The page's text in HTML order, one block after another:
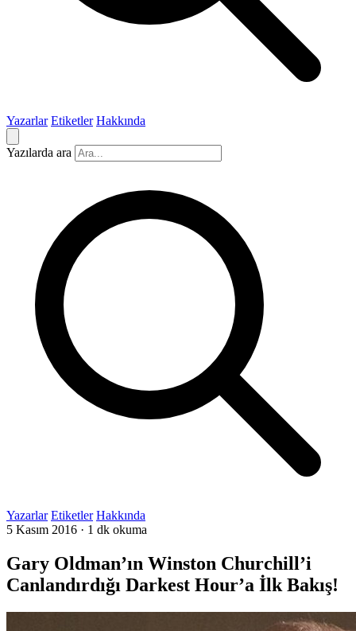
Yazarlar Etiketler Hakkında
Yazılarda ara
Yazarlar Etiketler Hakkında
5 Kasım 2016 · 1 dk okuma
Gary Oldman’ın Winston Churchill’i
Canlandırdığı Darkest Hour’a İlk Bakış!